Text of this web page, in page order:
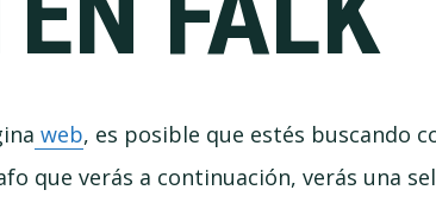
web, es posible que estés buscando
que verás a continuación, verás una